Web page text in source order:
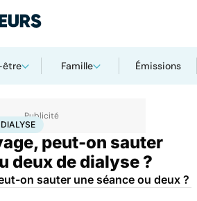
être Famille Émissions
dialyse
peut-on sauter
deux de dialyse ?
on sauter une séance ou deux ?